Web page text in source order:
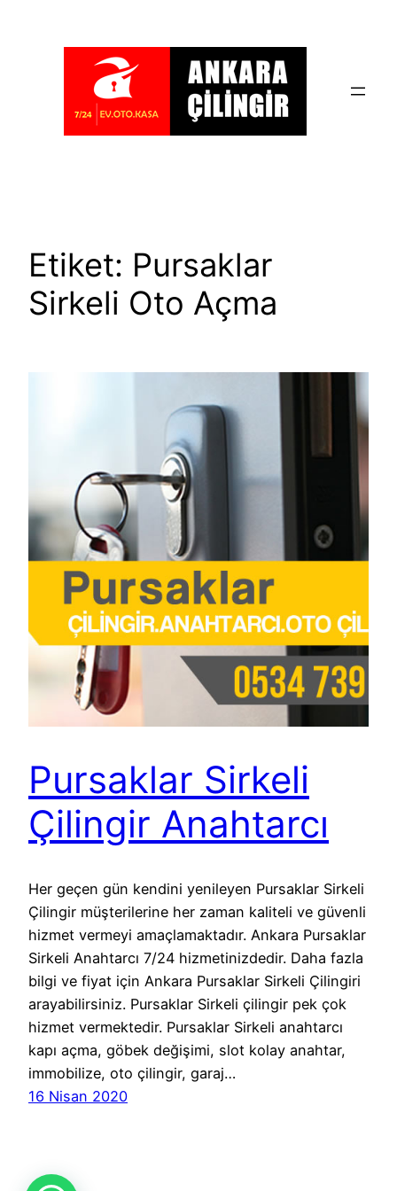
Etiket: Pursaklar
Sirkeli Oto Açma
Pursaklar Sirkeli
Çilingir Anahtarcı
Her geçen gün kendini yenileyen Pursaklar Sirkeli
Çilingir müşterilerine her zaman kaliteli ve güvenli
hizmet vermeyi amaçlamaktadır. Ankara Pursaklar
Sirkeli Anahtarcı 7/24 hizmetinizdedir. Daha fazla
bilgi ve fiyat için Ankara Pursaklar Sirkeli Çilingiri
arayabilirsiniz. Pursaklar Sirkeli çilingir pek çok
hizmet vermektedir. Pursaklar Sirkeli anahtarcı
kapı açma, göbek değişimi, slot kolay anahtar,
immobilize, oto çilingir, garaj…
16 Nisan 2020